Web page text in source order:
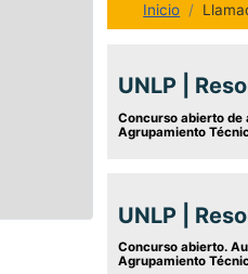
Inicio
UNLP |
Concurso abierto de
Agrupamiento
UNLP |
Concurso abierto.
Agrupamiento